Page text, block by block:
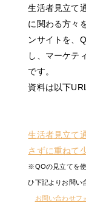
生活者見立て
に関わる方々
ンサイトを、
し、マーケテ
です。
資料は以下
生活者見立て
さずに重ねて
※QOの見立てを
ひ下記よりお問い
お問い合わせフ